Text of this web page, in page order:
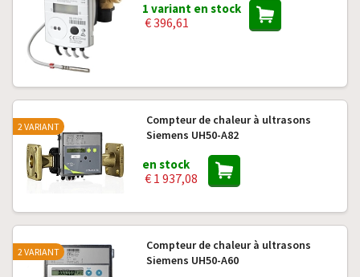
1 variant en stock
€ 396,61
Compteur de chaleur à ultrasons
Siemens UH50-A82
en stock
€ 1 937,08
2 VARIANT
Compteur de chaleur à ultrasons
Siemens UH50-A60
2 VARIANT